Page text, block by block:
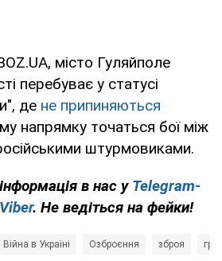
місто Гуляйполе
перебуває у статусі
де не припиняються
напрямку точаться бої між
штурмовиками.
в нас у Telegram-
Viber. Не ведіться на фейки!
Війна в Україні Озброєння зброя